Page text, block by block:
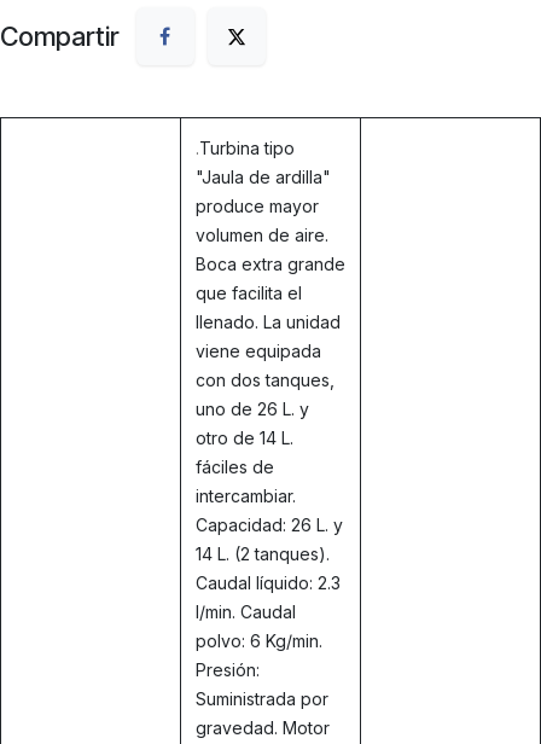
Compartir
.Turbina tipo
"Jaula de ardilla"
produce mayor
volumen de aire.
Boca extra grande
que facilita el
llenado. La unidad
viene equipada
con dos tanques,
uno de 26 L. y
otro de 14 L.
fáciles de
intercambiar.
Capacidad: 26 L. y
14 L. (2 tanques).
Caudal líquido: 2.3
l/min. Caudal
polvo: 6 Kg/min.
Presión:
Suministrada por
gravedad. Motor